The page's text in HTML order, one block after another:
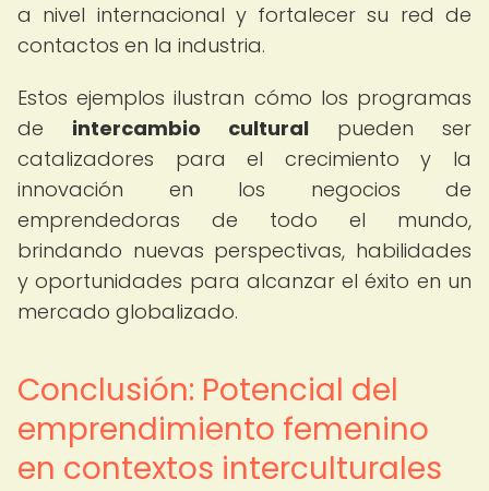
a nivel internacional y fortalecer su red de
contactos en la industria.
Estos ejemplos ilustran cómo los programas
de intercambio cultural pueden ser
catalizadores para el crecimiento y la
innovación en los negocios de
emprendedoras de todo el mundo,
brindando nuevas perspectivas, habilidades
y oportunidades para alcanzar el éxito en un
mercado globalizado.
Conclusión: Potencial del
emprendimiento femenino
en contextos interculturales